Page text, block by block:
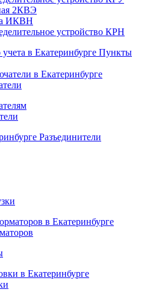
2КВЭ
ИКВН
устройство КРН
Пункты
Разъединители